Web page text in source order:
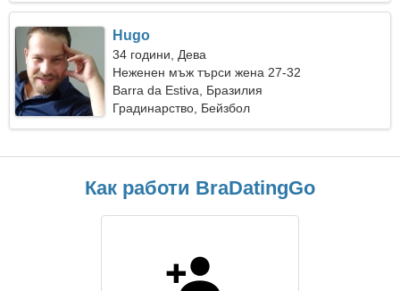
Hugo
34 години, Дева
Неженен мъж търси жена 27-32
Barra da Estiva, Бразилия
Градинарство, Бейзбол
Как работи BraDatingGo